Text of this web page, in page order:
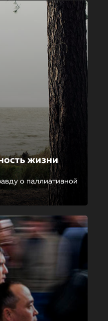
жизни
о паллиативной